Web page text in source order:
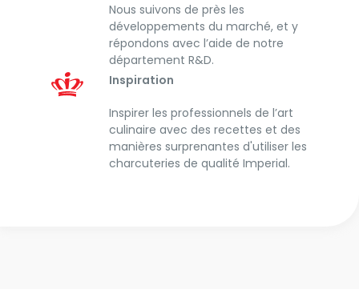
Nous suivons de près les
développements du marché, et y
répondons avec l’aide de notre
département R&D.
Inspiration
Inspirer les professionnels de l’art
culinaire avec des recettes et des
manières surprenantes d'utiliser les
charcuteries de qualité Imperial.